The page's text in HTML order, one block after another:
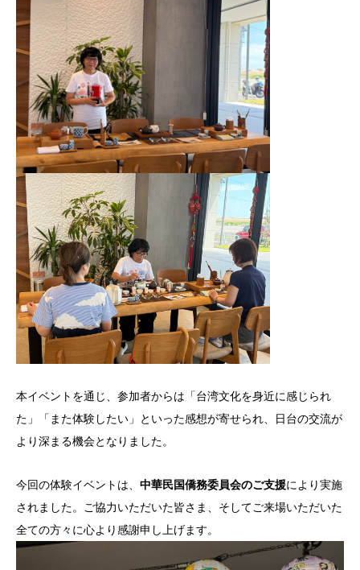
本イベントを通じ、参加者からは「台湾文化を身近に感じられ
た」「また体験したい」といった感想が寄せられ、日台の交流が
より深まる機会となりました。
今回の体験イベントは、 中華民国僑務委員会のご支援により実施
されました。ご協力いただいた皆さま、そしてご来場いただいた
全ての方々に心より感謝申し上げます。